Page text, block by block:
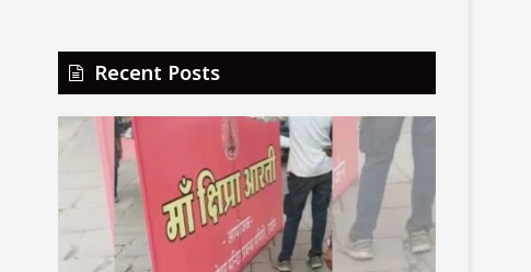
Recent Posts